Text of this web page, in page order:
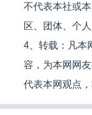
不代表本社或
区、团体、个人
4、转载：凡本
容，为本网网
代表本网观点